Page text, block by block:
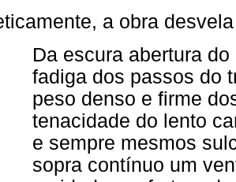
a obra
Da escura abertura
fadiga dos passos do
peso denso e firme
tenacidade do lento
e sempre mesmos
sopra contínuo um